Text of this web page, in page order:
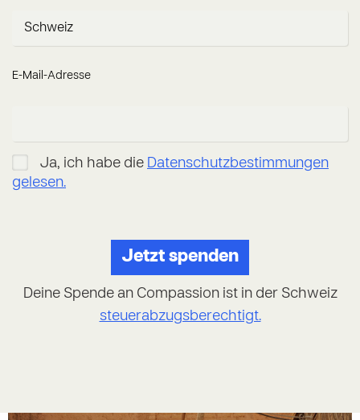
E-Mail-Adresse
Ja, ich habe die Datenschutzbestimmungen
gelesen.
Deine Spende an Compassion ist in der Schweiz
steuerabzugsberechtigt.